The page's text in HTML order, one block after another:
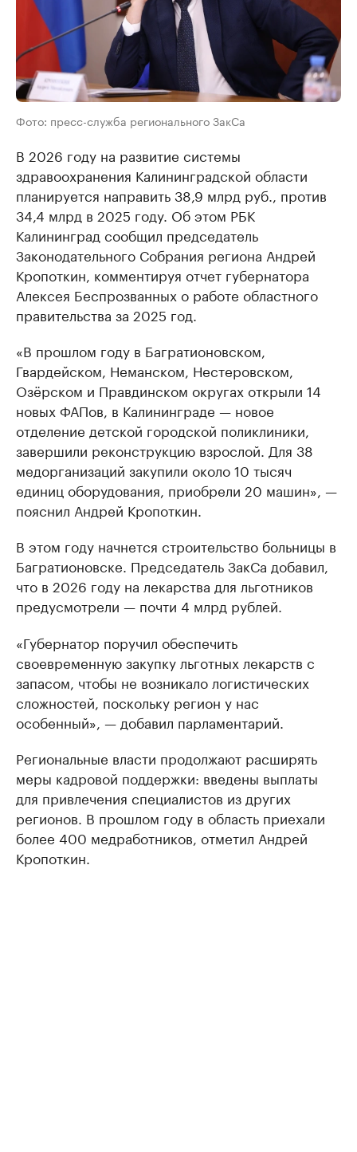
Фото: пресс-служба регионального ЗакСа
В 2026 году на развитие системы
здравоохранения Калининградской области
планируется направить 38,9 млрд руб., против
34,4 млрд в 2025 году. Об этом РБК
Калининград сообщил председатель
Законодательного Собрания региона Андрей
Кропоткин, комментируя отчет губернатора
Алексея Беспрозванных о работе областного
правительства за 2025 год.
«В прошлом году в Багратионовском,
Гвардейском, Неманском, Нестеровском,
Озёрском и Правдинском округах открыли 14
новых ФАПов, в Калининграде — новое
отделение детской городской поликлиники,
завершили реконструкцию взрослой. Для 38
медорганизаций закупили около 10 тысяч
единиц оборудования, приобрели 20 машин», —
пояснил Андрей Кропоткин.
В этом году начнется строительство больницы в
Багратионовске. Председатель ЗакСа добавил,
что в 2026 году на лекарства для льготников
предусмотрели — почти 4 млрд рублей.
«Губернатор поручил обеспечить
своевременную закупку льготных лекарств с
запасом, чтобы не возникало логистических
сложностей, поскольку регион у нас
особенный», — добавил парламентарий.
Региональные власти продолжают расширять
меры кадровой поддержки: введены выплаты
для привлечения специалистов из других
регионов. В прошлом году в область приехали
более 400 медработников, отметил Андрей
Кропоткин.